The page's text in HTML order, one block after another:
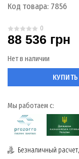
Код товара: 7856
0
88 536 грн
Нет в наличии
КУПИТЬ
Мы работаем с:
Безналичный